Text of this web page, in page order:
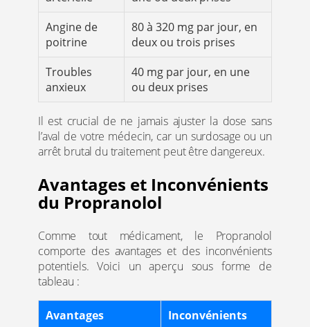
Angine de
poitrine
80 à 320 mg par jour, en
deux ou trois prises
Troubles
anxieux
40 mg par jour, en une
ou deux prises
Il est crucial de ne jamais ajuster la dose sans
l’aval de votre médecin, car un surdosage ou un
arrêt brutal du traitement peut être dangereux.
Avantages et Inconvénients
du Propranolol
Comme tout médicament, le Propranolol
comporte des avantages et des inconvénients
potentiels. Voici un aperçu sous forme de
tableau :
Avantages Inconvénients